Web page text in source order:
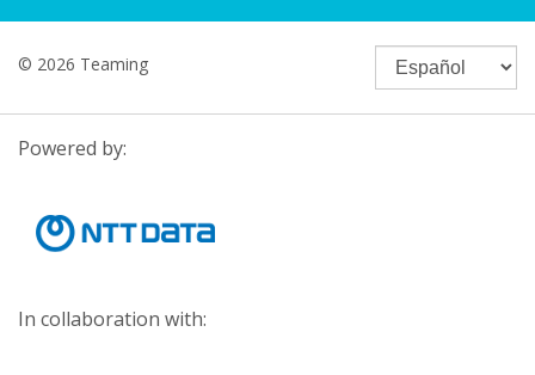
© 2026 Teaming
Powered by:
In collaboration with: